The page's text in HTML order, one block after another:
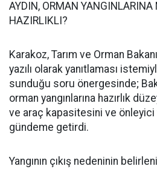
AYDIN, ORMAN YANGINLARINA
HAZIRLIKLI?
Karakoz, Tarım ve Orman
yazılı olarak yanıtlaması
sunduğu soru önergesinde;
orman yangınlarına hazırlık
ve araç kapasitesini ve
gündeme getirdi.
Yangının çıkış nedeninin